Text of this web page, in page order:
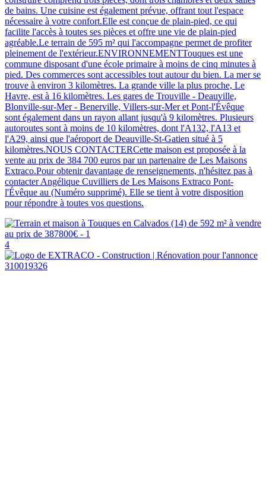
de bains. Une cuisine est également prévue, offrant tout l'espace
nécessaire à votre confort.Elle est conçue de plain-pied, ce qui
facilite l'accès à toutes ses pièces et offre une vie de plain-pied
agréable.Le terrain de 595 m² qui l'accompagne permet de profiter
pleinement de l'extérieur.ENVIRONNEMENTTouques est une
commune disposant d'une école primaire à moins de cinq minutes à
pied. Des commerces sont accessibles tout autour du bien. La mer se
trouve à environ 3 kilomètres. La grande ville la plus proche, Le
Havre, est à 16 kilomètres. Les gares de Trouville - Deauville,
Blonville-sur-Mer - Benerville, Villers-sur-Mer et Pont-l'Évêque
sont également dans un rayon allant jusqu'à 9 kilomètres. Plusieurs
autoroutes sont à moins de 10 kilomètres, dont l'A132, l'A13 et
l'A29, ainsi que l'aéroport de Deauville-St-Gatien situé à 5
kilomètres.NOUS CONTACTERCette maison est proposée à la
vente au prix de 384 700 euros par un partenaire de Les Maisons
Extraco.Pour obtenir davantage de renseignements, n'hésitez pas à
contacter Angélique Cuvilliers de Les Maisons Extraco Pont-
l'Évêque au (Numéro supprimé). Elle se tient à votre disposition
pour répondre à toutes vos questions.
4